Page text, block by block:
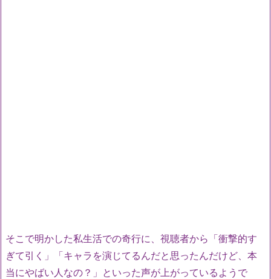
そこで明かした私生活での奇行に、視聴者から「衝撃的す
ぎて引く」「キャラを演じてるんだと思ったんだけど、本
当にやばい人なの？」といった声が上がっているようで